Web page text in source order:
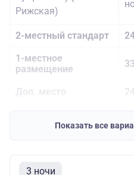
Рижская)
2-местный стандарт
1-местное
размещение
школьника до 16 лет
Показать все
3 ночи